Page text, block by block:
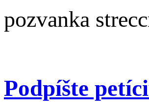
pozvanka
Podpíšte